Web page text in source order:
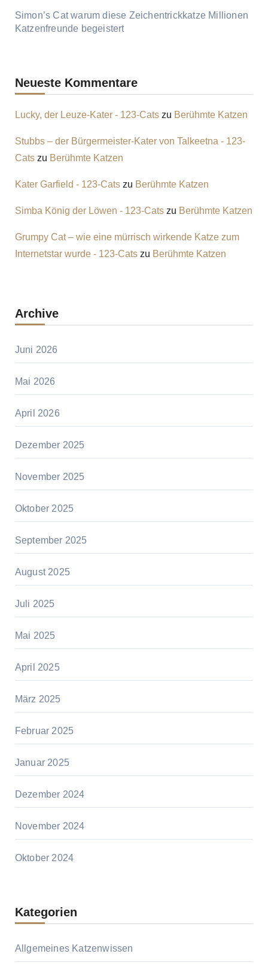
Simon’s Cat warum diese Zeichentrickkatze Millionen
Katzenfreunde begeistert
Neueste Kommentare
Lucky, der Leuze-Kater - 123-Catszu Berühmte Katzen
Stubbs – der Bürgermeister-Kater von Talkeetna - 123-
Catszu Berühmte Katzen
Kater Garfield - 123-Catszu Berühmte Katzen
Simba König der Löwen - 123-Catszu Berühmte Katzen
Grumpy Cat – wie eine mürrisch wirkende Katze zum
Internetstar wurde - 123-Catszu Berühmte Katzen
Archive
Juni 2026
Mai 2026
April 2026
Dezember 2025
November 2025
Oktober 2025
September 2025
August 2025
Juli 2025
Mai 2025
April 2025
März 2025
Februar 2025
Januar 2025
Dezember 2024
November 2024
Oktober 2024
Kategorien
Allgemeines Katzenwissen